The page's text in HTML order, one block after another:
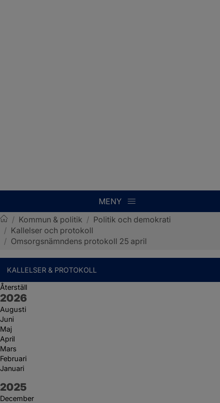
MENY
Sotenäs kommun
/ Kommun & politik / Politik och demokrati
/ Kallelser och protokoll
/ Omsorgsnämndens protokoll 25 april
KALLELSER & PROTOKOLL
Återställ
År:
2026
Augusti
Juni
Maj
April
Mars
Februari
Januari
År:
2025
December